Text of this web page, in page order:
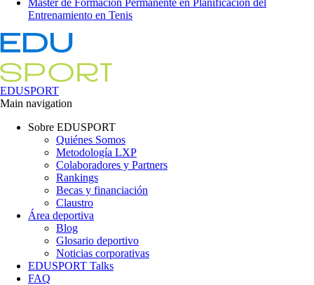
Máster de Formación Permanente en Planificación del
Entrenamiento en Tenis
EDUSPORT
Main navigation
Sobre EDUSPORT
Quiénes Somos
Metodología LXP
Colaboradores y Partners
Rankings
Becas y financiación
Claustro
Área deportiva
Blog
Glosario deportivo
Noticias corporativas
EDUSPORT Talks
FAQ